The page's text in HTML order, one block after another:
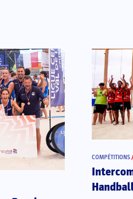
COMPÉTITIONS